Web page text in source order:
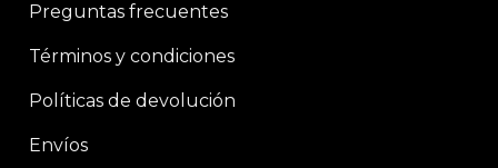
Preguntas frecuentes
Términos y condiciones
Políticas de devolución
Envíos